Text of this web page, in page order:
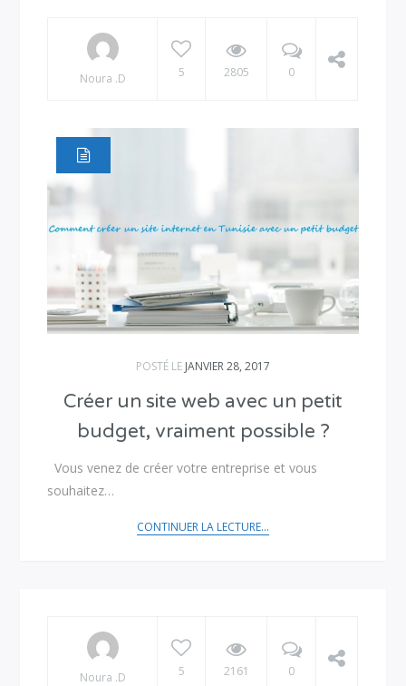
Noura .D 5 2805 0
POSTÉ LE JANVIER 28, 2017
Créer un site web avec un petit
budget, vraiment possible ?
Vous venez de créer votre entreprise et vous
souhaitez…
CONTINUER LA LECTURE...
Noura .D 5 2161 0